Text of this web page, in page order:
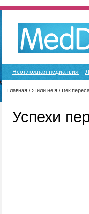
Неотложная педиатрия
Главная / Я или не я / Век
Успехи